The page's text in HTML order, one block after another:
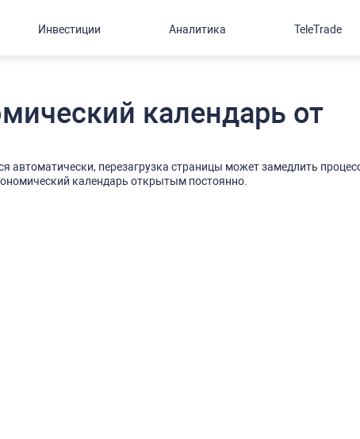
календарь от
перезагрузка страницы может замедлить
календарь открытым постоянно.
Инвестиции Аналитика TeleTrade